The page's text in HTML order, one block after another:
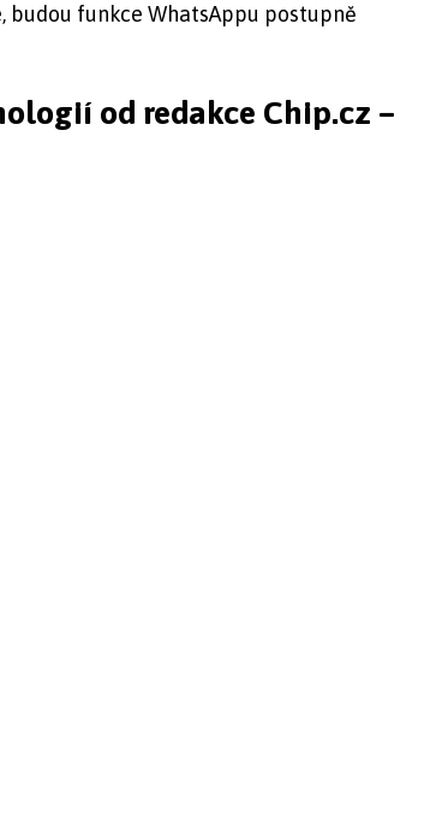
funkce WhatsAppu postupně
od redakce Chip.cz –